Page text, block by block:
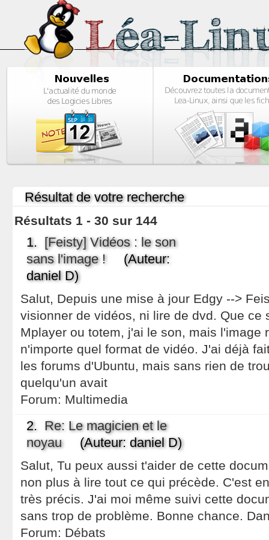
Résultat de votre recherche
Résultats 1 - 30 sur 144
1. [Feisty] Vidéos : le son
sans l'image !(Auteur:
daniel D)
Salut, Depuis une mise à jour Edgy -->
visionner de vidéos, ni lire de dvd. Que ce
Mplayer ou totem, j'ai le son, mais l'image
n'importe quel format de vidéo. J'ai déjà
les forums d'Ubuntu, mais sans rien de
quelqu'un avait
Forum: Multimedia
2. Re: Le magicien et le
noyau(Auteur: daniel D)
Salut, Tu peux aussi t'aider de cette
non plus à lire tout ce qui précède. C'est
très précis. J'ai moi même suivi cette
sans trop de problème. Bonne chance.
Forum: Débats